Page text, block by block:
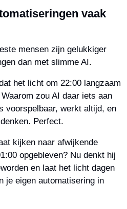
vaak
mensen zijn gelukkiger
dan met slimme AI.
het licht om 22:00 langzaam
zou AI daar iets aan
voorspelbaar, werkt altijd, en
Perfect.
kijken naar afwijkende
opgebleven? Nu denkt hij
en laat het licht dagen
je eigen automatisering in